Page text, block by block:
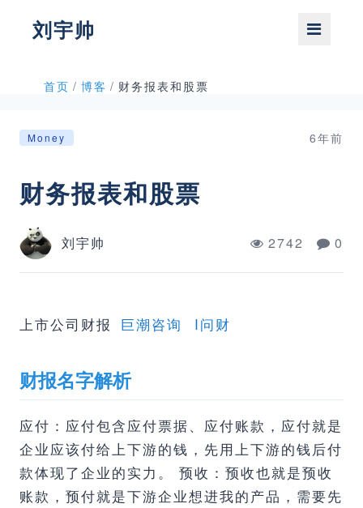
刘宇帅
首页 / 博客 / 财务报表和股票
Money 6年前
财务报表和股票
刘宇帅 2742 0
上市公司财报 巨潮咨询 I问财
财报名字解析
应付：应付包含应付票据、应付账款，应付就是
企业应该付给上下游的钱，先用上下游的钱后付
款体现了企业的实力。 预收：预收也就是预收
账款，预付就是下游企业想进我的产品，需要先